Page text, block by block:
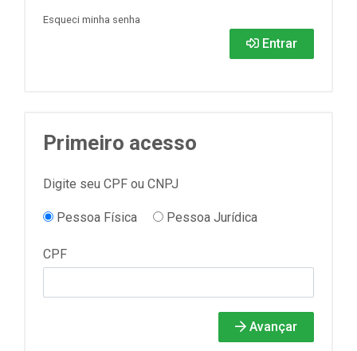
Esqueci minha senha
Entrar
Primeiro acesso
Digite seu CPF ou CNPJ
Pessoa Física Pessoa Jurídica
CPF
Avançar